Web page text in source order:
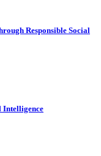
Responsible Social
Intelligence